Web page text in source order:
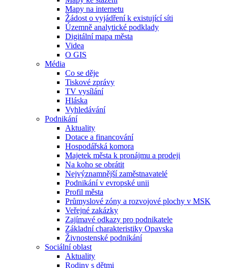
Mapy na internetu
Žádost o vyjádření k existující síti
Územně analytické podklady
Digitální mapa města
Videa
O GIS
Média
Co se děje
Tiskové zprávy
TV vysílání
Hláska
Vyhledávání
Podnikání
Aktuality
Dotace a financování
Hospodářská komora
Majetek města k pronájmu a prodeji
Na koho se obrátit
Nejvýznamnější zaměstnavatelé
Podnikání v evropské unii
Profil města
Průmyslové zóny a rozvojové plochy v MSK
Veřejné zakázky
Zajímavé odkazy pro podnikatele
Základní charakteristiky Opavska
Živnostenské podnikání
Sociální oblast
Aktuality
Rodiny s dětmi